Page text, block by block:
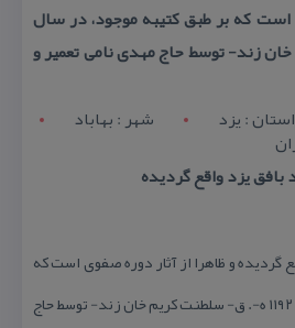
است كه بر طبق كتیبه موجود، در سال
خان زند- توسط حاج مهدی نامی تعمیر و
استان : يزد شهر : بهاباد
بافق یزد واقع گردیده
گردیده و ظاهرا از آثار دوره صفوی است كه
بر طبق كتیبه موجود، در سال ۱۱۹۲ ه-. ق- سلطنت كریم خان زند- توسط حاج